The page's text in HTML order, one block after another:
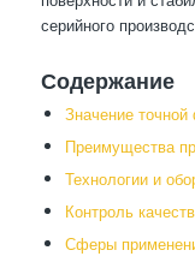
серийного
Содержание
Значение
Преимущества
Технологии и
Контроль
Сферы